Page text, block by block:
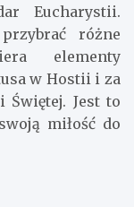
Eucharystii.
różne
elementy
w Hostii i za
Świętej. Jest to
miłość do